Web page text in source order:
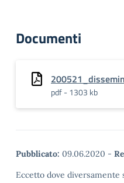
Documenti
pdf - 1303 kb
Pubblicato: 09.06.2020 -
Eccetto dove diversamente